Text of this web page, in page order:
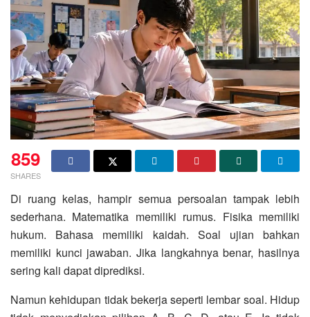
859
SHARES
Di ruang kelas, hampir semua persoalan tampak lebih
sederhana. Matematika memiliki rumus. Fisika memiliki
hukum. Bahasa memiliki kaidah. Soal ujian bahkan
memiliki kunci jawaban. Jika langkahnya benar, hasilnya
sering kali dapat diprediksi.
Namun kehidupan tidak bekerja seperti lembar soal. Hidup